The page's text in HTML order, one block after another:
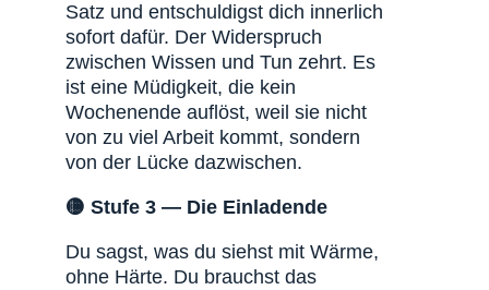
Satz und entschuldigst dich innerlich
sofort dafür. Der Widerspruch
zwischen Wissen und Tun zehrt. Es
ist eine Müdigkeit, die kein
Wochenende auflöst, weil sie nicht
von zu viel Arbeit kommt, sondern
von der Lücke dazwischen.
🟡 Stufe 3 — Die Einladende
Du sagst, was du siehst mit Wärme,
ohne Härte. Du brauchst das